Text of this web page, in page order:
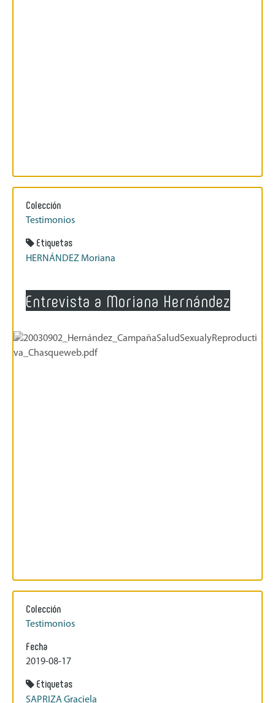
Colección
Testimonios
Etiquetas
HERNÁNDEZ Moriana
Entrevista a Moriana Hernández
Colección
Testimonios
Fecha
2019-08-17
Etiquetas
SAPRIZA Graciela